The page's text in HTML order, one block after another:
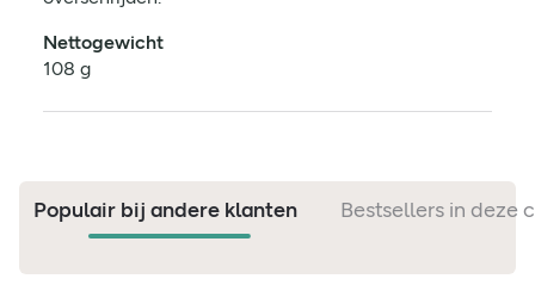
Nettogewicht
108 g
Populair bij andere klanten Bestsellers in deze